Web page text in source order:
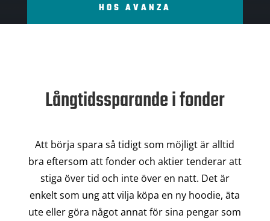
HOS AVANZA
Långtidssparande i fonder
Att börja spara så tidigt som möjligt är alltid
bra eftersom att fonder och aktier tenderar att
stiga över tid och inte över en natt. Det är
enkelt som ung att vilja köpa en ny hoodie, äta
ute eller göra något annat för sina pengar som